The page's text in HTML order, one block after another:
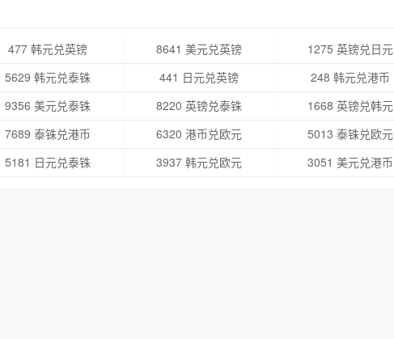
477 韩元兑英镑 8641 美元兑英镑
1275 英镑兑日元
5629 韩元兑泰铢 441 日元兑英镑
248 韩元兑港币
9356 美元兑泰铢 8220 英镑兑泰铢
1668 英镑兑韩元
7689 泰铢兑港币 6320 港币兑欧元
5013 泰铢兑欧元
5181 日元兑泰铢 3937 韩元兑欧元 3051 美元兑港币